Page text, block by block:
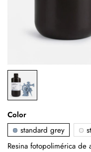
Color
standard grey
Resina fotopolimérica de